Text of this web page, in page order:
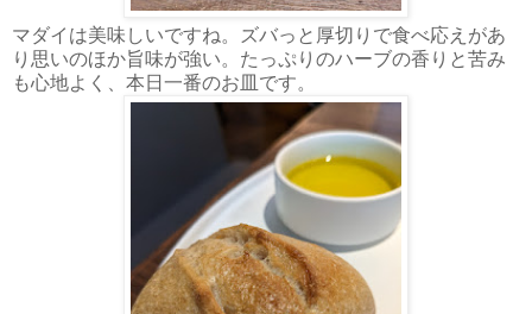
マダイは美味しいですね。ズバっと厚切りで食べ応えがあ
り思いのほか旨味が強い。たっぷりのハーブの香りと苦み
も心地よく、本日一番のお皿です。